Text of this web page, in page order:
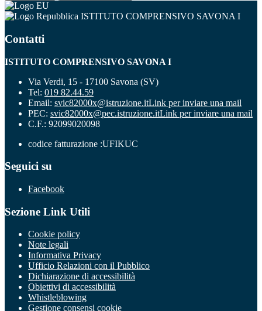
ISTITUTO COMPRENSIVO SAVONA I
Contatti
ISTITUTO COMPRENSIVO SAVONA I
Via Verdi, 15 - 17100 Savona (SV)
Tel: 019 82.44.59
Email: svic82000x@istruzione.itLink per inviare una mail
PEC: svic82000x@pec.istruzione.itLink per inviare una mail
C.F.: 92099020098
codice fatturazione :UFIKUC
Seguici su
Facebook
Sezione Link Utili
Cookie policy
Note legali
Informativa Privacy
Ufficio Relazioni con il Pubblico
Dichiarazione di accessibilità
Obiettivi di accessibilità
Whistleblowing
Gestione consensi cookie